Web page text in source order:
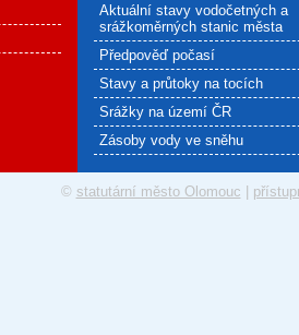
Aktuální stavy vodočetných a
srážkoměrných stanic města
Předpověď počasí
Stavy a průtoky na tocích
Srážky na území ČR
Zásoby vody ve sněhu
© statutární město Olomouc |